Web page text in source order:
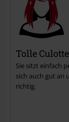
Tolle Culotte
Sie sitzt einfach
sich auch gut an
richtig.